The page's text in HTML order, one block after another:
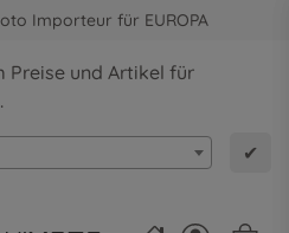
Importeur für EUROPA
Preise und Artikel für
✔